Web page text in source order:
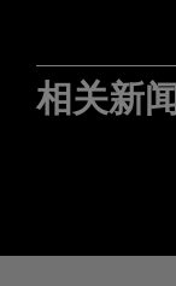
相关新闻